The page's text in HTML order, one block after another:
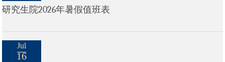
研究生院2026年暑假值班表
Jul
16